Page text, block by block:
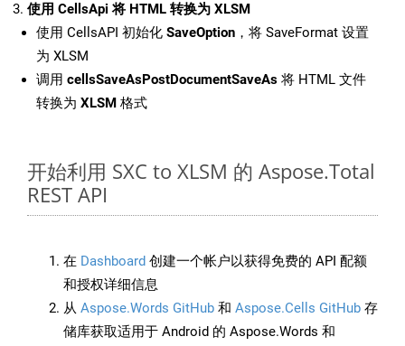
使用 CellsApi 将 HTML 转换为 XLSM
使用 CellsAPI 初始化 SaveOption ，将 SaveFormat 设置
为 XLSM
调用 cellsSaveAsPostDocumentSaveAs 将 HTML 文件
转换为 XLSM 格式
开始利用 SXC to XLSM 的 Aspose.Total
REST API
在 Dashboard 创建一个帐户以获得免费的 API 配额
和授权详细信息
从 Aspose.Words GitHub 和 Aspose.Cells GitHub 存
储库获取适用于 Android 的 Aspose.Words 和